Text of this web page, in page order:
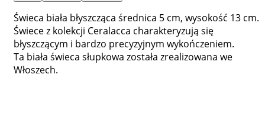
Świeca biała błyszcząca średnica 5 cm, wysokość 13 cm.
Świece z kolekcji Ceralacca charakteryzują się
błyszczącym i bardzo precyzyjnym wykończeniem.
Ta biała świeca słupkowa została zrealizowana we
Włoszech.